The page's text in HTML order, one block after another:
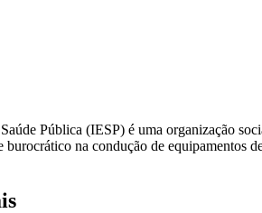
Pública (IESP) é uma organização
na condução de equipamentos